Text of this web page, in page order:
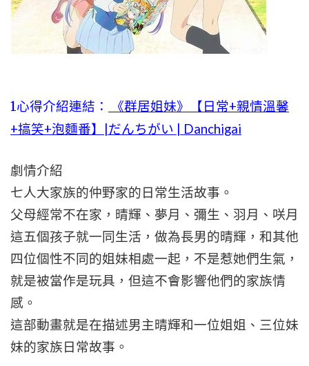
1心得介紹連結：
《群居姐妹》【日常+親情溫馨
+搞笑+泡麵番】|だんちがい | Danchigai
劇情介紹
七人大家族的仲野家的日常生活故事。
父母經常不在家，晴輝、夢月、彌生、羽月、咲月
這五個孩子就一同生活，做為長男的晴輝，和其他
四位個性不同的姐妹相處一起，不是惹她們生氣，
就是被當作是玩具，但這不會影響他們的家族情
感。
這部動畫就是在描述男主晴輝和一位姐姐、三位妹
妹的家族日常故事。